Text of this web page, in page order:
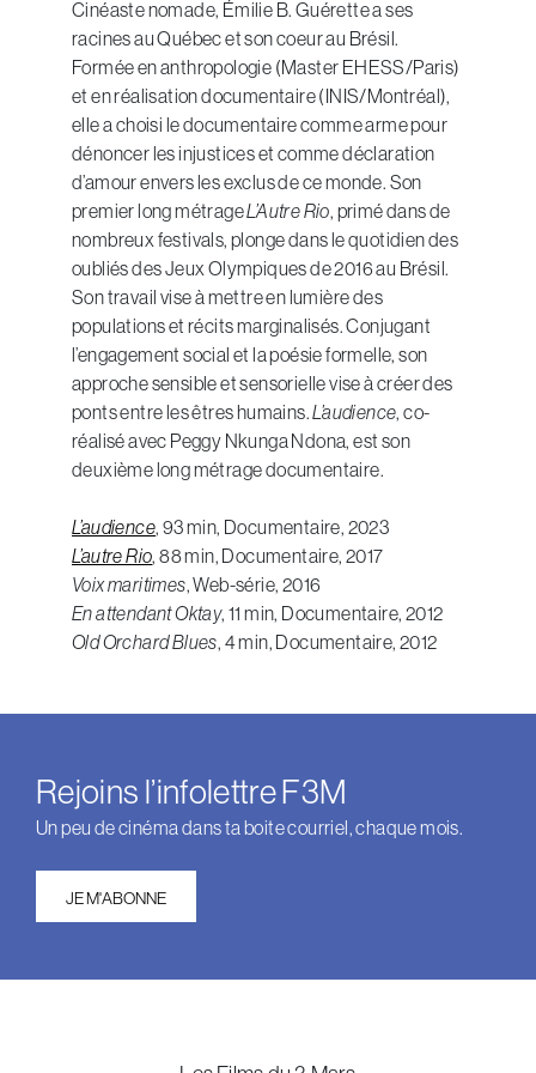
Cinéaste nomade, Émilie B. Guérette a ses
racines au Québec et son coeur au Brésil.
Formée en anthropologie (Master EHESS/Paris)
et en réalisation documentaire (INIS/Montréal),
elle a choisi le documentaire comme arme pour
dénoncer les injustices et comme déclaration
d’amour envers les exclus de ce monde. Son
premier long métrageL’Autre Rio, primé dans de
nombreux festivals, plonge dans le quotidien des
oubliés des Jeux Olympiques de 2016 au Brésil.
Son travail vise à mettre en lumière des
populations et récits marginalisés. Conjugant
l’engagement social et la poésie formelle, son
approche sensible et sensorielle vise à créer des
ponts entre les êtres humains.L’audience, co-
réalisé avec Peggy Nkunga Ndona, est son
deuxième long métrage documentaire.
L’audience, 93 min, Documentaire, 2023
L’autre Rio, 88 min, Documentaire, 2017
Voix maritimes, Web-série, 2016
En attendant Oktay, 11 min, Documentaire, 2012
Old Orchard Blues, 4 min, Documentaire, 2012
Rejoins l’infolettre F3M
Un peu de cinéma dans ta boite courriel, chaque mois.
JE M'ABONNE